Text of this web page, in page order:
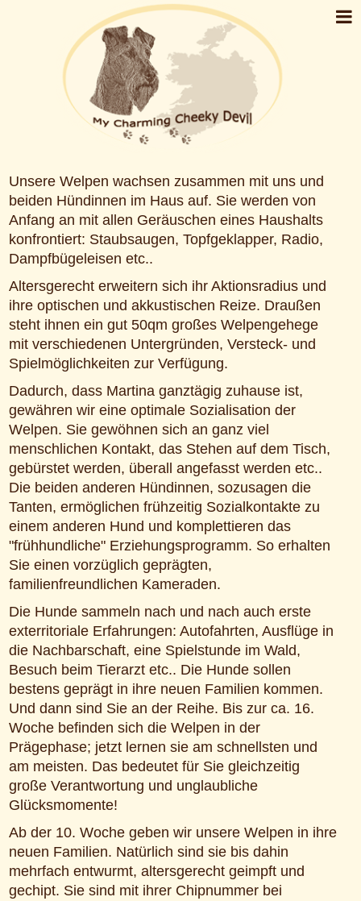
Unsere Welpen wachsen zusammen mit uns und
beiden Hündinnen im Haus auf. Sie werden von
Anfang an mit allen Geräuschen eines Haushalts
konfrontiert: Staubsaugen, Topfgeklapper, Radio,
Dampfbügeleisen etc..
Altersgerecht erweitern sich ihr Aktionsradius und
ihre optischen und akkustischen Reize. Draußen
steht ihnen ein gut 50qm großes Welpengehege
mit verschiedenen Untergründen, Versteck- und
Spielmöglichkeiten zur Verfügung.
Dadurch, dass Martina ganztägig zuhause ist,
gewähren wir eine optimale Sozialisation der
Welpen. Sie gewöhnen sich an ganz viel
menschlichen Kontakt, das Stehen auf dem Tisch,
gebürstet werden, überall angefasst werden etc..
Die beiden anderen Hündinnen, sozusagen die
Tanten, ermöglichen frühzeitig Sozialkontakte zu
einem anderen Hund und komplettieren das
"frühhundliche" Erziehungsprogramm. So erhalten
Sie einen vorzüglich geprägten,
familienfreundlichen Kameraden.
Die Hunde sammeln nach und nach auch erste
exterritoriale Erfahrungen: Autofahrten, Ausflüge in
die Nachbarschaft, eine Spielstunde im Wald,
Besuch beim Tierarzt etc.. Die Hunde sollen
bestens geprägt in ihre neuen Familien kommen.
Und dann sind Sie an der Reihe. Bis zur ca. 16.
Woche befinden sich die Welpen in der
Prägephase; jetzt lernen sie am schnellsten und
am meisten. Das bedeutet für Sie gleichzeitig
große Verantwortung und unglaubliche
Glücksmomente!
Ab der 10. Woche geben wir unsere Welpen in ihre
neuen Familien. Natürlich sind sie bis dahin
mehrfach entwurmt, altersgerecht geimpft und
gechipt. Sie sind mit ihrer Chipnummer bei